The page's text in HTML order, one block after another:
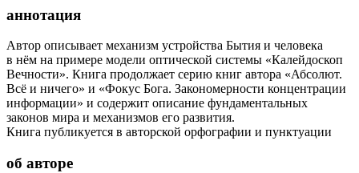
аннотация
Автор описывает механизм устройства Бытия и человека
в нём на примере модели оптической системы «Калейдоскоп
Вечности». Книга продолжает серию книг автора «Абсолют.
Всё и ничего» и «Фокус Бога. Закономерности концентрации
информации» и содержит описание фундаментальных
законов мира и механизмов его развития.
Книга публикуется в авторской орфографии и пунктуации
об авторе